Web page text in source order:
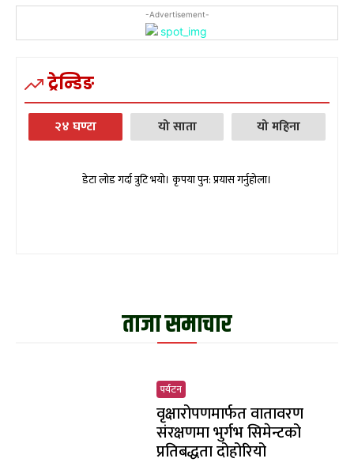
-Advertisement-
ट्रेन्डिङ
२४ घण्टा यो साता यो महिना
डेटा लोड गर्दा त्रुटि भयो। कृपया पुन: प्रयास गर्नुहोला।
ताजा समाचार
पर्यटन
वृक्षारोपणमार्फत वातावरण
संरक्षणमा भुर्गभ सिमेन्टको
प्रतिबद्धता दोहोरियो